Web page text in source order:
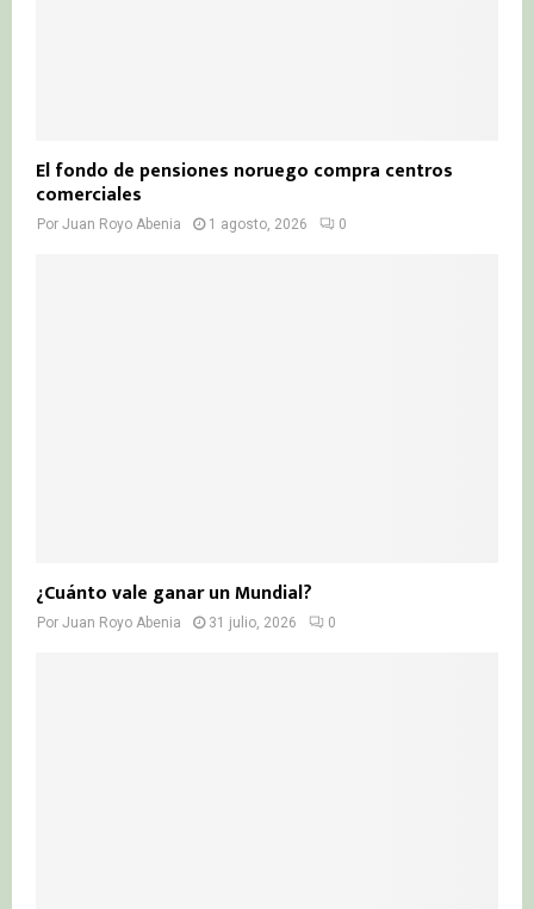
El fondo de pensiones noruego compra centros
comerciales
Por Juan Royo Abenia 1 agosto, 2026 0
¿Cuánto vale ganar un Mundial?
Por Juan Royo Abenia 31 julio, 2026 0